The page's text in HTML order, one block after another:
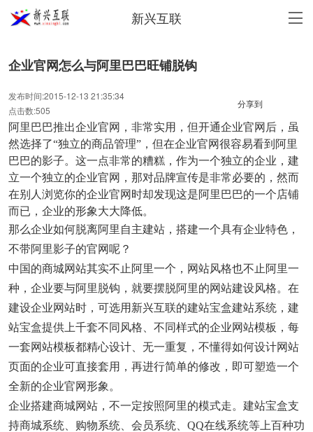
新兴互联
企业官网怎么与阿里巴巴旺铺脱钩
发布时间:2015-12-13 21:35:34
点击数:505
分享到
阿里巴巴推出企业官网，非常实用，但开通企业官网后，虽
然选择了“独立的商品管理”，但在企业官网很容易看到阿里
巴巴的影子。这一点非常的糟糕，作为一个独立的企业，建
立一个独立的企业官网，那对品牌宣传是非常必要的，然而
在别人浏览你的企业官网时却发现这是阿里巴巴的一个店铺
而已，企业的形象大大降低。
那么企业如何脱离阿里自主建站，搭建一个具有企业特色，
不带阿里影子的官网呢？
中国的商城网站其实不止阿里一个，网站风格也不止阿里一
种，企业要与阿里脱钩，就要摆脱阿里的网站建设风格。在
建设企业网站时，可选用新兴互联的建站宝盒建站系统，建
站宝盒提供上千套不同风格、不同样式的企业网站模板，每
一套网站模板都精心设计、无一重复，不懂得如何设计网站
页面的企业可直接套用，再进行简单的修改，即可塑造一个
全新的企业官网形象。
企业搭建商城网站，不一定按照阿里的模式走。建站宝盒支
持商城系统、购物系统、会员系统、QQ在线系统等上百种功